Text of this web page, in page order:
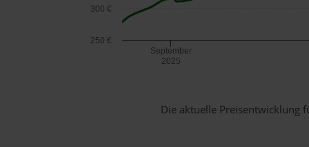
September
2025
250 €
300 €
Die aktuelle Preisentwicklung